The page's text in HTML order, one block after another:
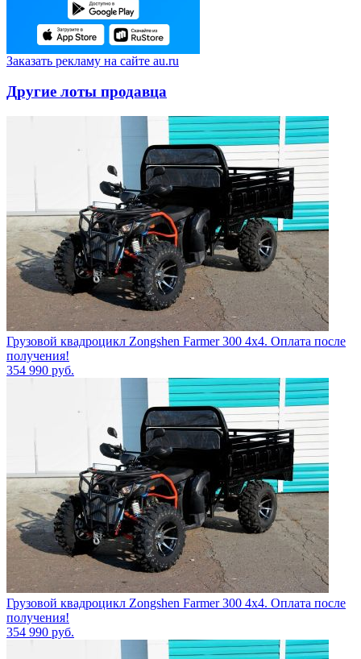
Заказать рекламу на сайте au.ru
Другие лоты продавца
Грузовой квадроцикл Zongshen Farmer 300 4х4. Оплата после
получения!
354 990 руб.
Грузовой квадроцикл Zongshen Farmer 300 4х4. Оплата после
получения!
354 990 руб.